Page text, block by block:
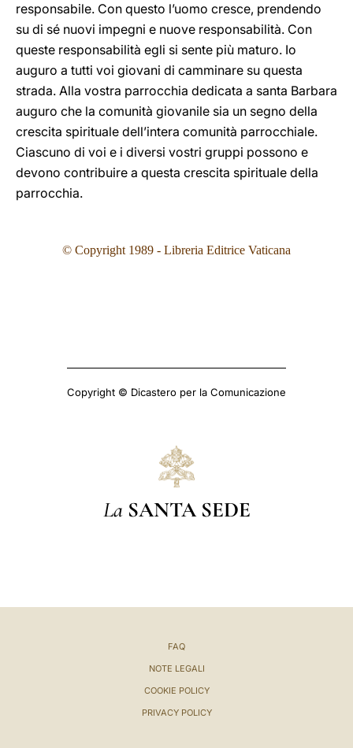
responsabile. Con questo l’uomo cresce, prendendo
su di sé nuovi impegni e nuove responsabilità. Con
queste responsabilità egli si sente più maturo. Io
auguro a tutti voi giovani di camminare su questa
strada. Alla vostra parrocchia dedicata a santa Barbara
auguro che la comunità giovanile sia un segno della
crescita spirituale dell’intera comunità parrocchiale.
Ciascuno di voi e i diversi vostri gruppi possono e
devono contribuire a questa crescita spirituale della
parrocchia.
© Copyright 1989 - Libreria Editrice Vaticana
Copyright © Dicastero per la Comunicazione
La SANTA SEDE
FAQ
NOTE LEGALI
COOKIE POLICY
PRIVACY POLICY